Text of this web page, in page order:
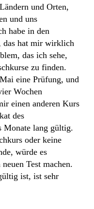
und Orten,
und uns
habe in den
das hat mir wirklich
das ich sehe,
zu finden.
eine Prüfung, und
Wochen
einen anderen Kurs
des
Monate lang gültig.
oder keine
würde es
Test machen.
ist, ist sehr